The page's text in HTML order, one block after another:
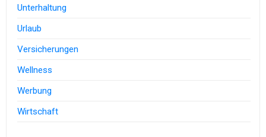
Unterhaltung
Urlaub
Versicherungen
Wellness
Werbung
Wirtschaft